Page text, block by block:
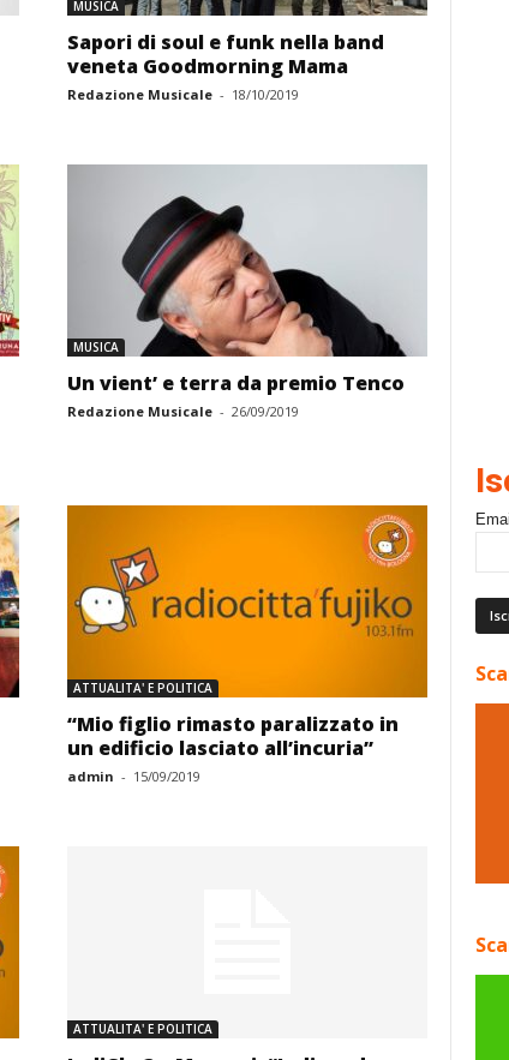
MUSICA
Sapori di soul e funk nella band
veneta Goodmorning Mama
Redazione Musicale - 18/10/2019
MUSICA
Un vient’ e terra da premio Tenco
Redazione Musicale - 26/09/2019
ATTUALITA' E POLITICA
“Mio figlio rimasto paralizzato in
un edificio lasciato all’incuria”
admin - 15/09/2019
ATTUALITA' E POLITICA